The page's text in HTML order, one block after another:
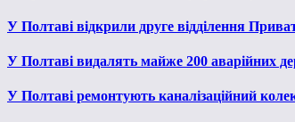
У Полтаві відкрили друге відділення
У Полтаві видалять майже 200 аварійних
У Полтаві ремонтують каналізаційний